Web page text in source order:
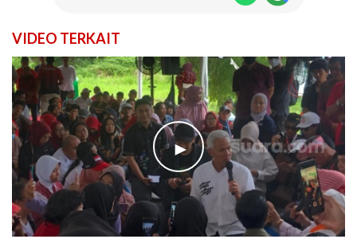
VIDEO TERKAIT
►